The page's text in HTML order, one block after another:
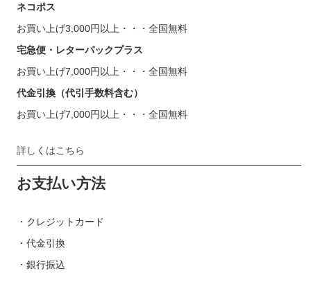
ネコポス
お買い上げ3,000円以上・・・全国無料
宅急便・レターパックプラス
お買い上げ7,000円以上・・・全国無料
代金引換（代引手数料含む）
お買い上げ7,000円以上・・・全国無料
詳しくはこちら
お支払い方法
・クレジットカード
・代金引換
・銀行振込